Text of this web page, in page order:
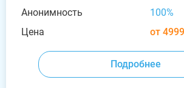
Анонимность
100%
Цена
от
Подробнее